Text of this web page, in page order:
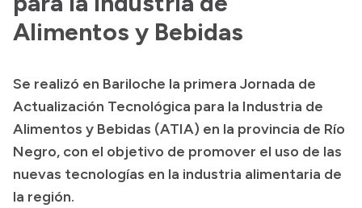
Boletín Oficial
Consulta de expedientes
Consulta de pago a proveedores
Convocatorias
Intranet
Login
Alimentos y Bebidas
Se realizó en Bariloche la primera Jornada de
Actualización Tecnológica para la Industria de
Alimentos y Bebidas (ATIA) en la provincia de Río
Negro, con el objetivo de promover el uso de las
nuevas tecnologías en la industria alimentaria de
la región.